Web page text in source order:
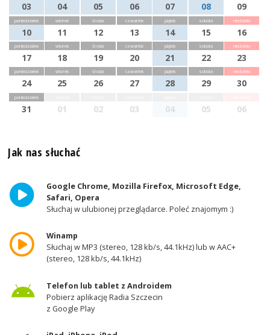
03 04 05 06 07 08 09
poniedziałek
10
wtorek
11
środa
12
czwartek
13
piątek
14
sobota
15
niedziela
16
poniedziałek
17
wtorek
18
środa
19
czwartek
20
piątek
21
sobota
22
niedziela
23
poniedziałek
24
wtorek
25
środa
26
czwartek
27
piątek
28
sobota
29
niedziela
30
poniedziałek
31 01 02 03 04 05 06
Jak nas słuchać
Google Chrome, Mozilla Firefox, Microsoft Edge,
Safari, Opera
Słuchaj w ulubionej przeglądarce. Poleć znajomym :)
Winamp
Słuchaj w MP3 (stereo, 128 kb/s, 44.1kHz) lub w AAC+
(stereo, 128 kb/s, 44.1kHz)
Telefon lub tablet z Androidem
Pobierz aplikację Radia Szczecin
z Google Play